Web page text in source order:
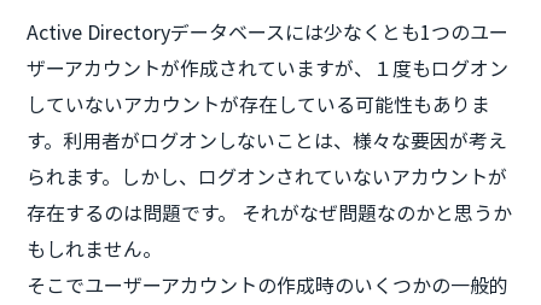
Active Directoryデータベースには少なくとも1つのユー
ザーアカウントが作成されていますが、１度もログオン
していないアカウントが存在している可能性もありま
す。利用者がログオンしないことは、様々な要因が考え
られます。しかし、ログオンされていないアカウントが
存在するのは問題です。 それがなぜ問題なのかと思うか
もしれません。
そこでユーザーアカウントの作成時のいくつかの一般的